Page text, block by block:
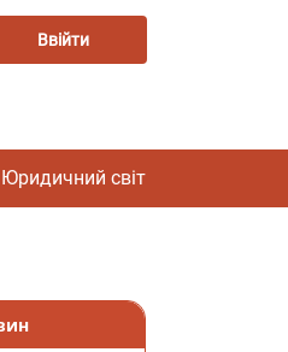
Ввійти
Юридичний світ